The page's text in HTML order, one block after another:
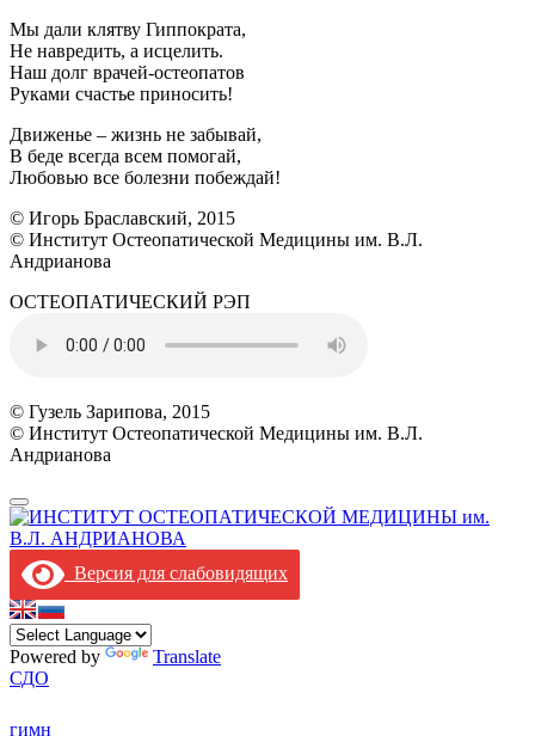
Мы дали клятву Гиппократа,
Не навредить, а исцелить.
Наш долг врачей-остеопатов
Руками счастье приносить!
Движенье – жизнь не забывай,
В беде всегда всем помогай,
Любовью все болезни побеждай!
© Игорь Браславский, 2015
© Институт Остеопатической Медицины им. В.Л.
Андрианова
ОСТЕОПАТИЧЕСКИЙ РЭП
© Гузель Зарипова, 2015
© Институт Остеопатической Медицины им. В.Л.
Андрианова
Версия для слабовидящих
Powered by
Translate
СДО
гимн